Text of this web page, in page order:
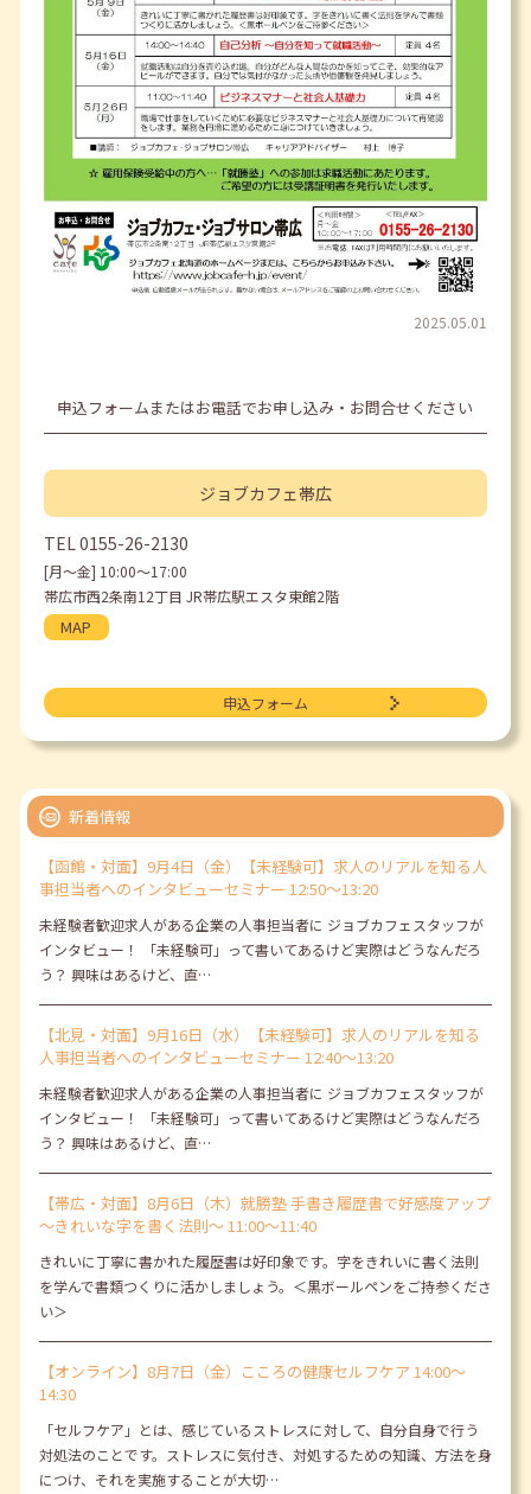
2025.05.01
申込フォームまたはお電話でお申し込み・お問合せください
ジョブカフェ帯広
TEL 0155-26-2130
[月〜金] 10:00〜17:00
帯広市西2条南12丁目 JR帯広駅エスタ東館2階
MAP
申込フォーム
新着情報
【函館・対面】9月4日（金）【未経験可】求人のリアルを知る人
事担当者へのインタビューセミナー 12:50～13:20
未経験者歓迎求人がある企業の人事担当者に ジョブカフェスタッフが
インタビュー！ 「未経験可」って書いてあるけど実際はどうなんだろ
う？ 興味はあるけど、直…
【北見・対面】9月16日（水）【未経験可】求人のリアルを知る
人事担当者へのインタビューセミナー 12:40～13:20
未経験者歓迎求人がある企業の人事担当者に ジョブカフェスタッフが
インタビュー！ 「未経験可」って書いてあるけど実際はどうなんだろ
う？ 興味はあるけど、直…
【帯広・対面】8月6日（木）就勝塾 手書き履歴書で好感度アップ
～きれいな字を書く法則～ 11:00～11:40
きれいに丁寧に書かれた履歴書は好印象です。字をきれいに書く法則
を学んで書類つくりに活かしましょう。＜黒ボールペンをご持参くださ
い＞
【オンライン】8月7日（金）こころの健康セルフケア 14:00～
14:30
「セルフケア」とは、感じているストレスに対して、自分自身で行う
対処法のことです。ストレスに気付き、対処するための知識、方法を身
につけ、それを実施することが大切…